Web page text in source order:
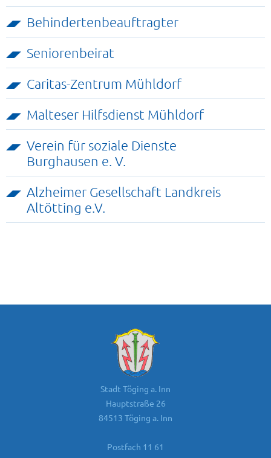
Behindertenbeauftragter
Seniorenbeirat
Caritas-Zentrum Mühldorf
Malteser Hilfsdienst Mühldorf
Verein für soziale Dienste
Burghausen e. V.
Alzheimer Gesellschaft Landkreis
Altötting e.V.
Stadt Töging a. Inn
Hauptstraße 26
84513 Töging a. Inn
Postfach 11 61